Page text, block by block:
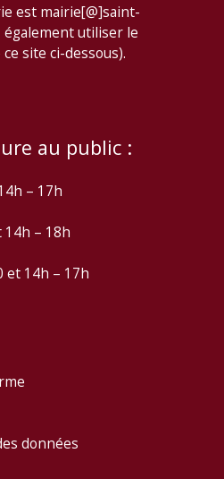
est mairie[@]saint-
utiliser le
site ci-dessous).
au public :
– 17h
14h – 18h
et 14h – 17h
données